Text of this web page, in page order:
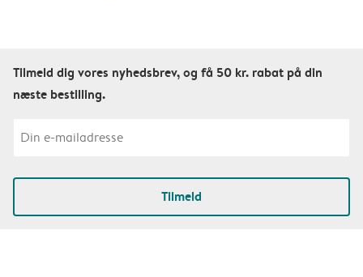
Tilmeld dig vores nyhedsbrev, og få 50 kr. rabat på din
næste bestilling.
Tilmeld